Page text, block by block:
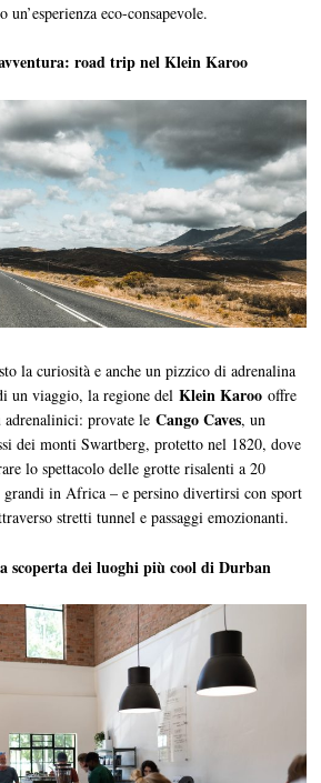
eco-consapevole.
road trip nel Klein Karoo
la curiosità e anche un pizzico di adrenalina
un viaggio, la regione del Klein Karoo offre
provate leCango Caves, un
dei monti Swartberg, protetto nel 1820, dove
lo spettacolo delle grotte risalenti a 20
in Africa – e persino divertirsi con sport
stretti tunnel e passaggi emozionanti.
scoperta dei luoghi più cool di Durban